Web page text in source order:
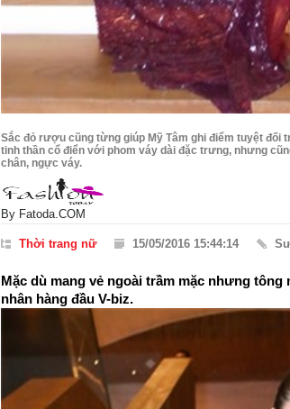
Sắc đỏ rượu cũng từng giúp Mỹ Tâm ghi điểm tuyệt đối
tinh thần cổ điển với phom váy dài đặc trưng, nhưng
chân, ngực váy.
By Fatoda.COM
Thời trang nữ 15/05/2016 15:44:14
Mặc dù mang vẻ ngoài trầm mặc nhưng
nhân hàng đầu V-biz.